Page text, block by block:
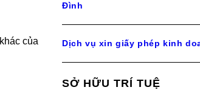
của
Đình
Dịch vụ xin giấy phép kinh
SỞ HỮU TRÍ TUỆ